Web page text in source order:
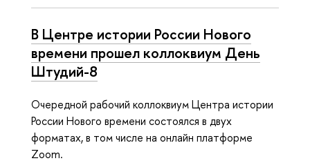
В Центре истории России Нового
времени прошел коллоквиум День
Штудий-8
Очередной рабочий коллоквиум Центра истории
России Нового времени состоялся в двух
форматах, в том числе на онлайн платформе
Zoom.